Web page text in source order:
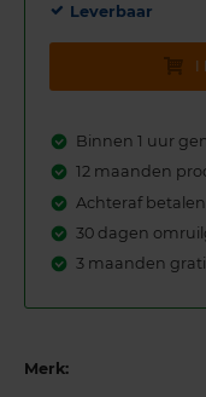
Leverbaar
Binnen 1 uur
12 maanden
Achteraf
30 dagen
3 maanden
Merk: